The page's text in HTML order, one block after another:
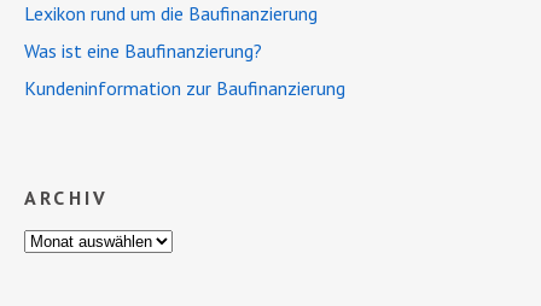
Lexikon rund um die Baufinanzierung
Was ist eine Baufinanzierung?
Kundeninformation zur Baufinanzierung
ARCHIV